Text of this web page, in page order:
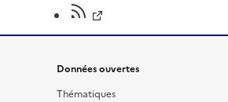
Données ouvertes
Thématiques